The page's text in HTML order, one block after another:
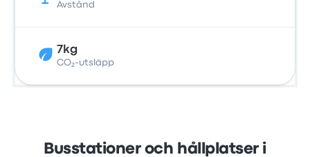
Avstånd
7kg
CO₂-utsläpp
Busstationer och hållplatser i